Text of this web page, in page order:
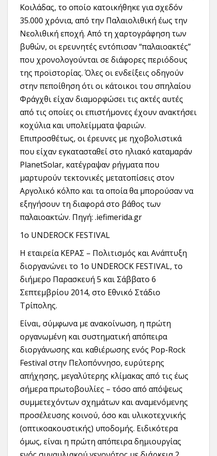
Κοιλάδας, το οποίο κατοικήθηκε για σχεδόν
35.000 χρόνια, από την Παλαιολιθική έως την
Νεολιθική εποχή. Από τη χαρτογράφηση των
βυθών, οι ερευνητές εντόπισαν “παλαιοακτές”
που χρονολογούνται σε διάφορες περιόδους
της προϊστορίας. Όλες οι ενδείξεις οδηγούν
στην πεποίθηση ότι οι κάτοικοι του σπηλαίου
Φράγχθι είχαν διαμορφώσει τις ακτές αυτές
από τις οποίες οι επιστήμονες έχουν ανακτήσει
κοχύλια και υπολείμματα ψαριών.
Επιπροσθέτως, οι έρευνες με ηχοβολιστικά
που είχαν εγκατασταθεί στο ηλιακό καταμαράν
PlanetSolar, κατέγραψαν ρήγματα που
μαρτυρούν τεκτονικές μετατοπίσεις στον
Αργολικό κόλπο και τα οποία θα μπορούσαν να
εξηγήσουν τη διαφορά στο βάθος των
παλαιοακτών. Πηγή: .iefimerida.gr
1ο UNDEROCK FESTIVAL
Η εταιρεία ΚΕΡΑΣ – Πολιτισμός και Ανάπτυξη
διοργανώνει το 1ο UNDEROCK FESTIVAL, το
διήμερο Παρασκευή 5 και Σάββατο 6
Σεπτεμβρίου 2014, στο Εθνικό Στάδιο
Τρίπολης.
Είναι, σύμφωνα με ανακοίνωση, η πρώτη
οργανωμένη και συστηματική απόπειρα
διοργάνωσης και καθιέρωσης ενός Pop-Rock
Festival στην Πελοπόννησο, ευρύτερης
απήχησης, μεγαλύτερης κλίμακας από τις έως
σήμερα πρωτοβουλίες – τόσο από απόψεως
συμμετεχόντων σχημάτων και αναμενόμενης
προσέλευσης κοινού, όσο και υλικοτεχνικής
(οπτικοακουστικής) υποδομής. Ειδικότερα
όμως, είναι η πρώτη απόπειρα δημιουργίας